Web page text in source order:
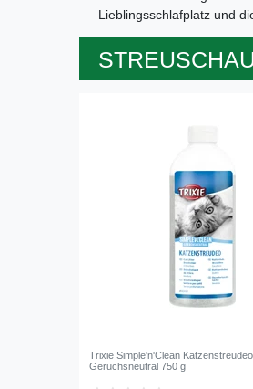
Lieblingsschlafplatz und
Trixie Simple'n'Clean Katzenstreudeo
Geruchsneutral 750 g